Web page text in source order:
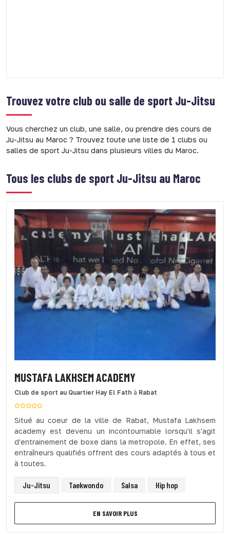
Trouvez votre club ou salle de sport Ju-Jitsu
Vous cherchez un club, une salle, ou prendre des cours de
Ju-Jitsu au Maroc ? Trouvez toute une liste de 1 clubs ou
salles de sport Ju-Jitsu dans plusieurs villes du Maroc.
Tous les clubs de sport Ju-Jitsu au Maroc
MUSTAFA LAKHSEM ACADEMY
Club de sport au Quartier Hay El Fath à Rabat
Situé au coeur de la ville de Rabat, Mustafa Lakhsem
academy est devenu un incontournable lorsqu'il s'agit
d'entrainement de boxe dans la metropole. En effet, ses
entraîneurs qualifiés offrent des cours adaptés à tous et
à toutes.
Ju-Jitsu Taekwondo Salsa Hip hop
EN SAVOIR PLUS